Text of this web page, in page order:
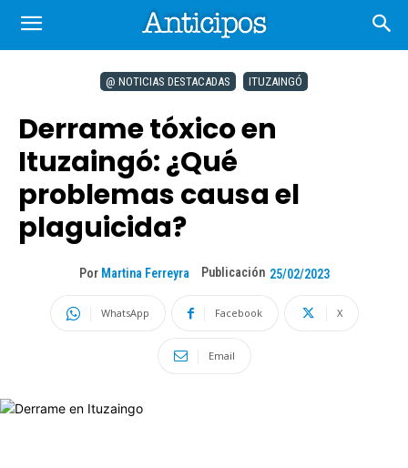
@ NOTICIAS DESTACADAS ITUZAINGÓ
Derrame tóxico en
Ituzaingó: ¿Qué
problemas causa el
plaguicida?
Por Martina Ferreyra Publicación 25/02/2023
WhatsApp Facebook X
Email